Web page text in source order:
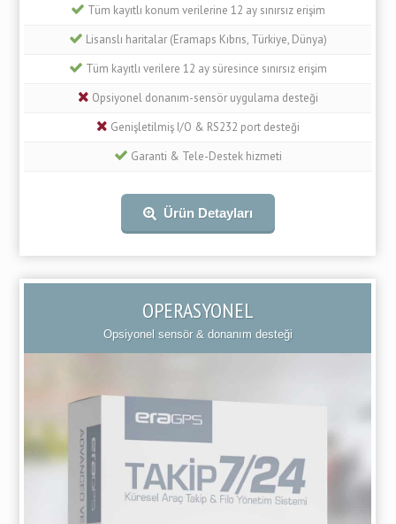
Tüm kayıtlı konum verilerine 12 ay sınırsız erişim
Lisanslı haritalar (Eramaps Kıbrıs, Türkiye, Dünya)
Tüm kayıtlı verilere 12 ay süresince sınırsız erişim
Opsiyonel donanım-sensör uygulama desteği
Genişletilmiş I/O & RS232 port desteği
Garanti & Tele-Destek hizmeti
Ürün Detayları
OPERASYONEL
Opsiyonel sensör & donanım desteği